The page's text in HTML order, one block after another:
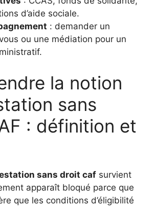
d’aide sociale.
: demander un
ou une médiation pour un
la notion
sans
: définition et
sans droit caf survient
apparaît bloqué parce que
que les conditions d’éligibilité